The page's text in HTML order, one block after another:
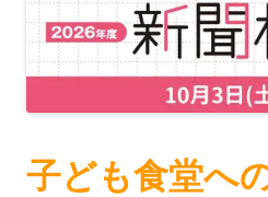
子ども食堂へ